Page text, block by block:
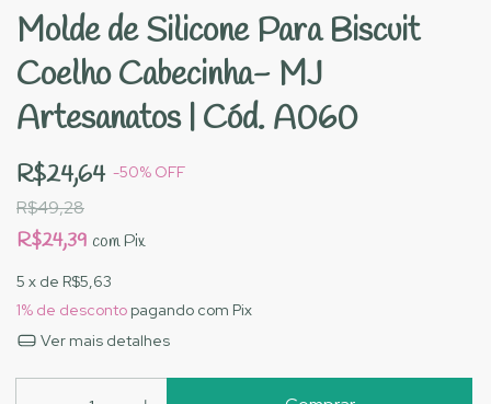
Molde de Silicone Para Biscuit
Coelho Cabecinha- MJ
Artesanatos | Cód. A060
R$24,64 -50% OFF
R$49,28
R$24,39 com Pix
5 x de R$5,63
1% de desconto pagando com Pix
Ver mais detalhes